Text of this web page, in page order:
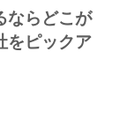
ならどこが
をピックア